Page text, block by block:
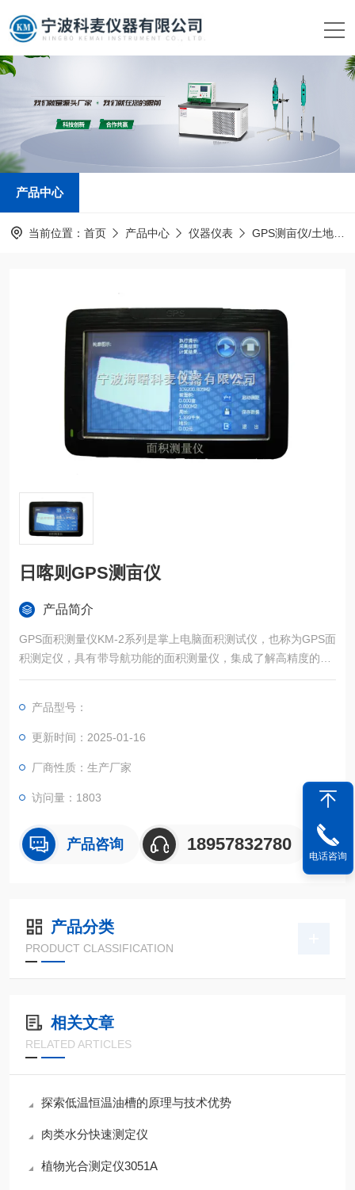
产品中心
当前位置： 首页 产品中心 仪器仪表 GPS测亩仪/土地面积测量仪
日喀则GPS测亩仪
产品简介
GPS面积测量仪KM-2系列是掌上电脑面积测试仪，也称为GPS面
积测定仪，具有带导航功能的面积测量仪，集成了解高精度的GP
S定位系统、精确的面积计算方法和智能化的掌上电脑系统，能
产品型号：
更新时间：2025-01-16
厂商性质：生产厂家
访问量：1803
产品咨询 18957832780
产品分类
PRODUCT CLASSIFICATION
相关文章
RELATED ARTICLES
探索低温恒温油槽的原理与技术优势
肉类水分快速测定仪
植物光合测定仪3051A
电话咨询